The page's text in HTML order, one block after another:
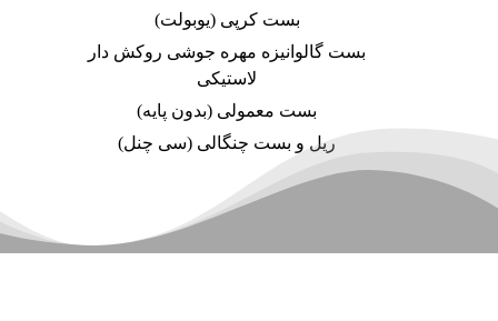
بست کرپی (یوبولت)
بست گالوانیزه مهره جوشی روکش دار
لاستیکی
بست معمولی (بدون پایه)
ریل و بست چنگالی (سی چنل)